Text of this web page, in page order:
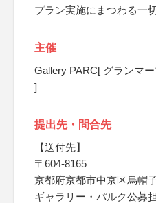
プラン実施にまつわる一
主催
Gallery PARC[ グランマ
]
提出先・問合先
【送付先】
〒604-8165
京都府京都市中京区烏帽
ギャラリー・パルク公募